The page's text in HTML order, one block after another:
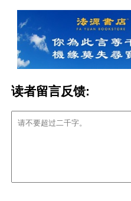
读者留言反馈: